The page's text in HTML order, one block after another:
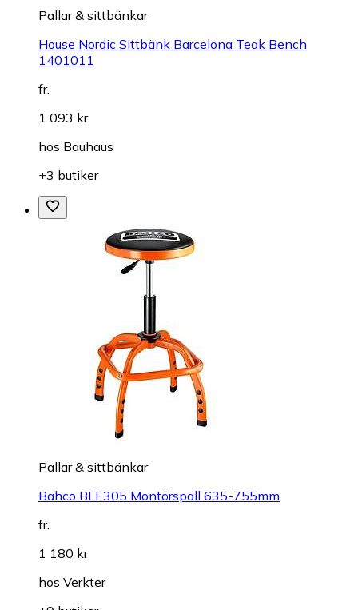
Pallar & sittbänkar
House Nordic Sittbänk Barcelona Teak Bench
1401011
fr.
1 093 kr
hos Bauhaus
+3 butiker
Pallar & sittbänkar
Bahco BLE305 Montörspall 635-755mm
fr.
1 180 kr
hos Verkter